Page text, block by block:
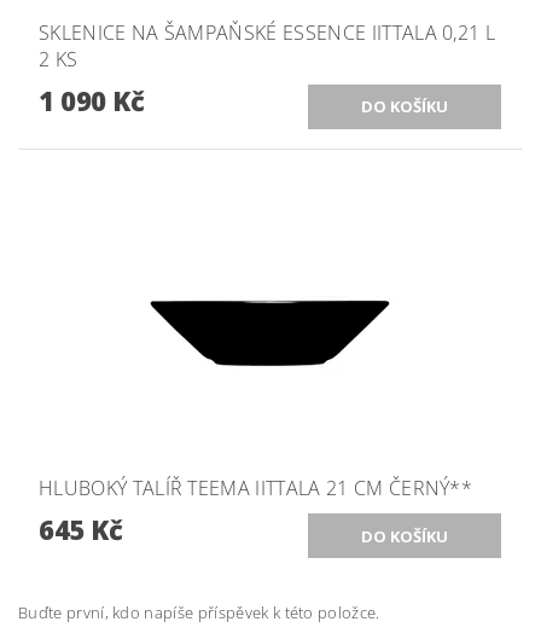
SKLENICE NA ŠAMPAŇSKÉ ESSENCE IITTALA 0,21 L
2 KS
1 090 Kč
HLUBOKÝ TALÍŘ TEEMA IITTALA 21 CM ČERNÝ**
645 Kč
Buďte první, kdo napíše příspěvek k této položce.